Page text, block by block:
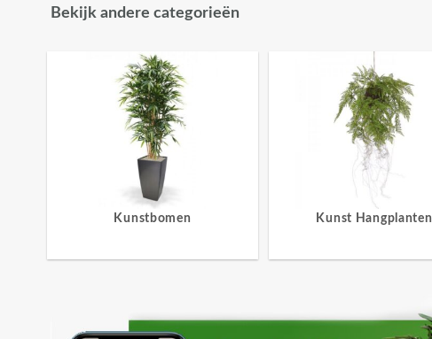
Bekijk andere categorieën
Kunstbomen Kunst Hangplanten